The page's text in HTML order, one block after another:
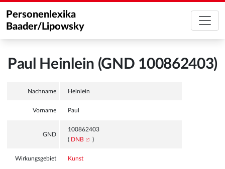
Personenlexika
Baader/Lipowsky
Paul Heinlein (GND 100862403)
Nachname Heinlein
Vorname Paul
GND
100862403
( DNB )
Wirkungsgebiet Kunst